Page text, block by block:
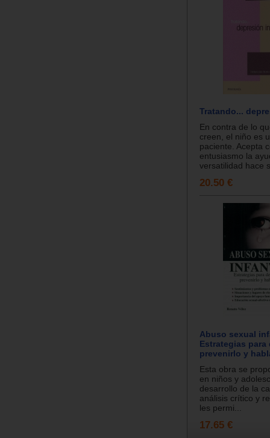
Tratando...
En contra de lo
creen, el niño es
paciente. Acepta
entusiasmo la
versatilidad hace
20.50 €
Abuso sexual
Estrategias para
prevenirlo y
Esta obra se
en niños y
desarrollo de la
análisis crítico y
les permi...
17.65 €